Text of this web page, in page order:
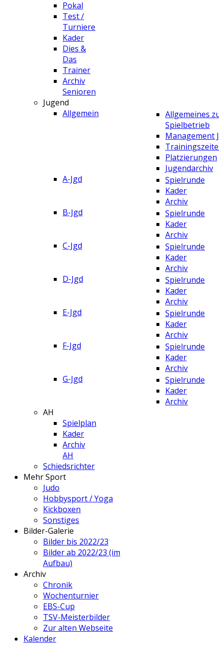
Pokal
Test /
Turniere
Kader
Dies &
Das
Trainer
Archiv
Senioren
Jugend
Allgemein
Allgemeines
Spielbetrieb
Management
Platzierungen
Jugendarchiv
A-Jgd
Spielrunde
Kader
Archiv
B-Jgd
Spielrunde
Kader
Archiv
C-Jgd
Spielrunde
Kader
Archiv
D-Jgd
Spielrunde
Kader
Archiv
E-Jgd
Spielrunde
Kader
Archiv
F-Jgd
Spielrunde
Kader
Archiv
G-Jgd
Spielrunde
Kader
Archiv
AH
Spielplan
Kader
Archiv
AH
Schiedsrichter
Mehr Sport
Judo
Hobbysport / Yoga
Kickboxen
Sonstiges
Bilder-Galerie
Bilder bis 2022/23
Bilder ab 2022/23 (im
Aufbau)
Archiv
Chronik
Wochenturnier
EBS-Cup
TSV-Meisterbilder
Zur alten Webseite
Kalender